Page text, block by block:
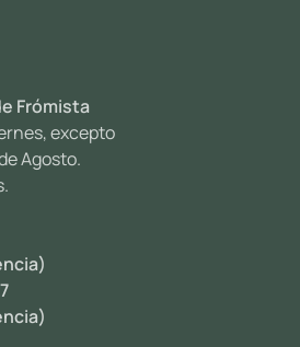
Frómista
excepto
Agosto.